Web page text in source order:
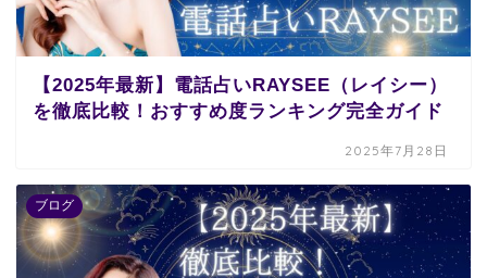
【2025年最新】電話占いRAYSEE（レイシー）
を徹底比較！おすすめ度ランキング完全ガイド
2025年7月28日
ブログ